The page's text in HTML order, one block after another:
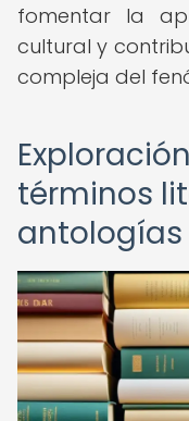
fomentar la
cultural y
compleja del
términos